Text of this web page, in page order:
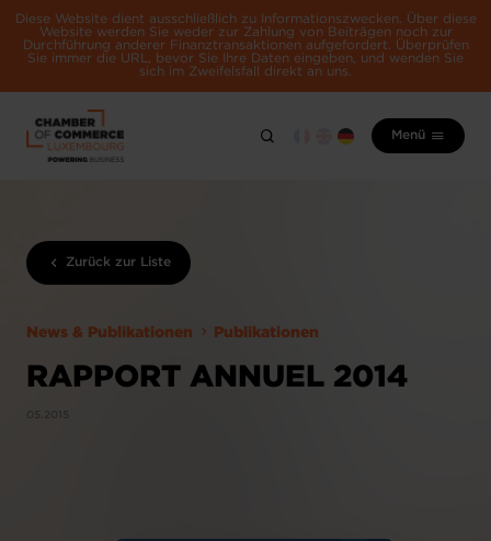
Diese Website dient ausschließlich zu Informationszwecken. Über diese
Website werden Sie weder zur Zahlung von Beiträgen noch zur
Durchführung anderer Finanztransaktionen aufgefordert. Überprüfen
Sie immer die URL, bevor Sie Ihre Daten eingeben, und wenden Sie
sich im Zweifelsfall direkt an uns.
Menü
Zurück zur Liste
News & Publikationen Publikationen
RAPPORT ANNUEL 2014